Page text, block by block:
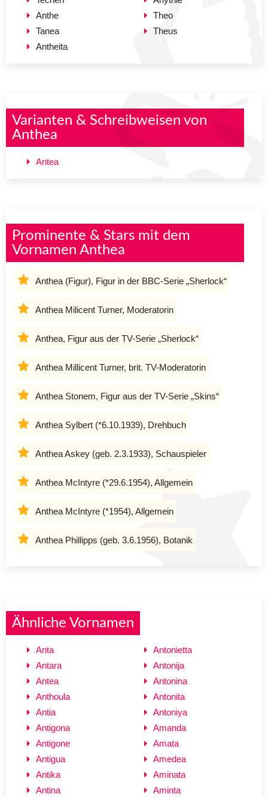
Anthe
Tanea
Antheita
Theo
Theus
Varianten & Schreibweisen von
Anthea
Antea
Prominente & Stars mit dem
Vornamen Anthea
Anthea (Figur), Figur in der BBC-Serie „Sherlock“
Anthea Milicent Turner, Moderatorin
Anthea, Figur aus der TV-Serie „Sherlock“
Anthea Millicent Turner, brit. TV-Moderatorin
Anthea Stonem, Figur aus der TV-Serie „Skins“
Anthea Sylbert (*6.10.1939), Drehbuch
Anthea Askey (geb. 2.3.1933), Schauspieler
Anthea McIntyre (*29.6.1954), Allgemein
Anthea McIntyre (*1954), Allgemein
Anthea Phillipps (geb. 3.6.1956), Botanik
Ähnliche Vornamen
Anta
Antara
Antea
Anthoula
Antia
Antigona
Antigone
Antigua
Antika
Antina
Antonietta
Antonija
Antonina
Antonita
Antoniya
Amanda
Amata
Amedea
Aminata
Aminta